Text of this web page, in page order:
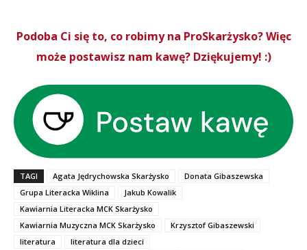
Podoba Ci się to, co robimy na ProSkarżysko? Więc
może postawisz nam kawę? Dziękujemy! :)
TAGI Agata Jędrychowska Skarżysko
Donata Gibaszewska
Grupa Literacka Wiklina
Jakub Kowalik
Kawiarnia Literacka MCK Skarżysko
Kawiarnia Muzyczna MCK Skarżysko
Krzysztof Gibaszewski
literatura
literatura dla dzieci